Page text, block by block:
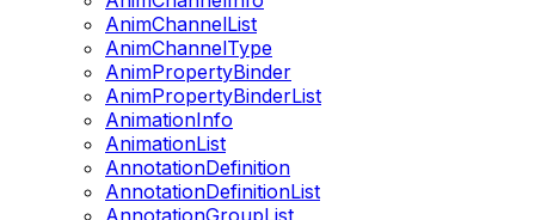
AnimChannelList
AnimChannelType
AnimPropertyBinder
AnimPropertyBinderList
AnimationInfo
AnimationList
AnnotationDefinition
AnnotationDefinitionList
AnnotationGroupList